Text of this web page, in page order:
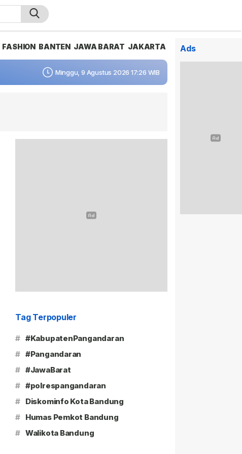
FASHION BANTEN JAWA BARAT JAKARTA
Minggu, 9 Agustus 2026 17:26 WIB
Tag Terpopuler
# #KabupatenPangandaran
# #Pangandaran
# #JawaBarat
# #polrespangandaran
# Diskominfo Kota Bandung
# Humas Pemkot Bandung
# Walikota Bandung
Ads